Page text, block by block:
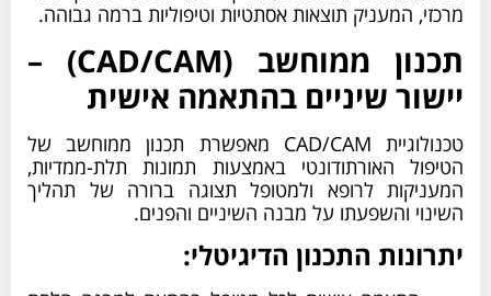
מרכזי, המעניק תוצאות אסתטיות וטיפוליות ברמה גבוהה.
תכנון ממוחשב (CAD/CAM) –
יישור שיניים בהתאמה אישית
טכנולוגיית CAD/CAM מאפשרת תכנון ממוחשב של
הטיפול האורתודונטי באמצעות תמונות תלת-ממדיות,
המעניקות לרופא ולמטופל תצוגה ברורה של תהליך
השינוי והשפעתו על מבנה השיניים והפנים.
יתרונות התכנון הדיגיטלי: